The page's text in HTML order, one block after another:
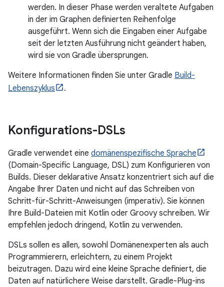
werden. In dieser Phase werden veraltete Aufgaben
in der im Graphen definierten Reihenfolge
ausgeführt. Wenn sich die Eingaben einer Aufgabe
seit der letzten Ausführung nicht geändert haben,
wird sie von Gradle übersprungen.
Weitere Informationen finden Sie unter Gradle Build-
Lebenszyklus
.
Konfigurations-DSLs
Gradle verwendet eine domänenspezifische Sprache
(Domain-Specific Language, DSL) zum Konfigurieren von
Builds. Dieser deklarative Ansatz konzentriert sich auf die
Angabe Ihrer Daten und nicht auf das Schreiben von
Schritt-für-Schritt-Anweisungen (imperativ). Sie können
Ihre Build-Dateien mit Kotlin oder Groovy schreiben. Wir
empfehlen jedoch dringend, Kotlin zu verwenden.
DSLs sollen es allen, sowohl Domänenexperten als auch
Programmierern, erleichtern, zu einem Projekt
beizutragen. Dazu wird eine kleine Sprache definiert, die
Daten auf natürlichere Weise darstellt. Gradle-Plug-ins